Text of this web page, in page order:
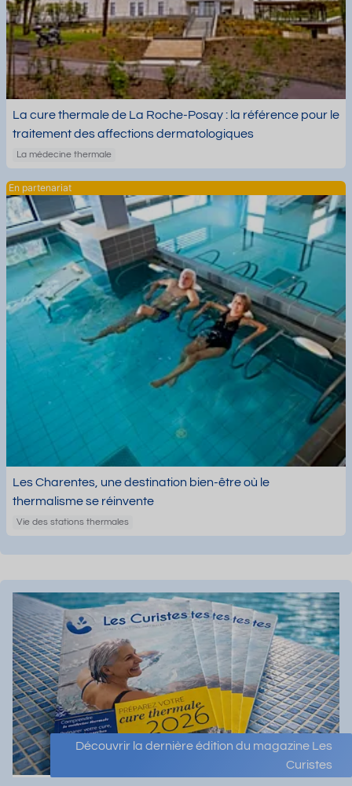
La cure thermale de La Roche-Posay : la référence pour le
traitement des affections dermatologiques
La médecine thermale
Les Charentes, une destination bien-être où le
thermalisme se réinvente
Vie des stations thermales
Découvrir la dernière édition du magazine Les
Curistes